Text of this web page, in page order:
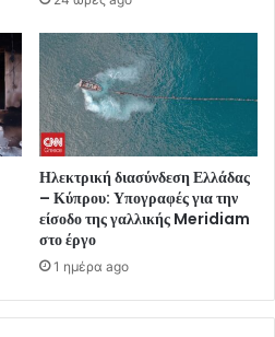
Ηλεκτρική διασύνδεση Ελλάδας
– Κύπρου: Υπογραφές για την
είσοδο της γαλλικής Meridiam
στο έργο
1 ημέρα ago